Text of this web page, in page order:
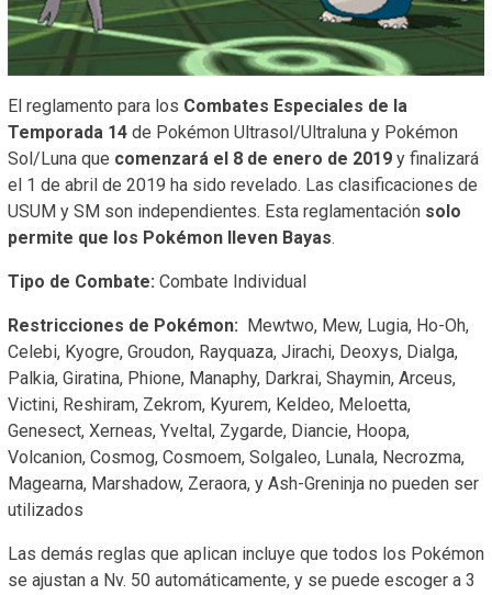
El reglamento para los Combates Especiales de la
Temporada 14 de Pokémon Ultrasol/Ultraluna y Pokémon
Sol/Luna que comenzará el 8 de enero de 2019 y finalizará
el 1 de abril de 2019 ha sido revelado. Las clasificaciones de
USUM y SM son independientes. Esta reglamentación solo
permite que los Pokémon lleven Bayas.
Tipo de Combate: Combate Individual
Restricciones de Pokémon: Mewtwo, Mew, Lugia, Ho-Oh,
Celebi, Kyogre, Groudon, Rayquaza, Jirachi, Deoxys, Dialga,
Palkia, Giratina, Phione, Manaphy, Darkrai, Shaymin, Arceus,
Victini, Reshiram, Zekrom, Kyurem, Keldeo, Meloetta,
Genesect, Xerneas, Yveltal, Zygarde, Diancie, Hoopa,
Volcanion, Cosmog, Cosmoem, Solgaleo, Lunala, Necrozma,
Magearna, Marshadow, Zeraora, y Ash-Greninja no pueden ser
utilizados
Las demás reglas que aplican incluye que todos los Pokémon
se ajustan a Nv. 50 automáticamente, y se puede escoger a 3